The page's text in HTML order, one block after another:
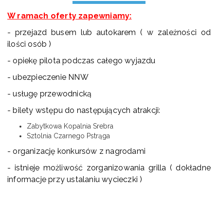
W ramach oferty zapewniamy:
- przejazd busem lub autokarem ( w zależności od
ilości osób )
- opiekę pilota podczas całego wyjazdu
- ubezpieczenie NNW
- usługę przewodnicką
- bilety wstępu do następujących atrakcji:
Zabytkowa Kopalnia Srebra
Sztolnia Czarnego Pstrąga
- organizację konkursów z nagrodami
- istnieje możliwość zorganizowania grilla ( dokładne
informacje przy ustalaniu wycieczki )